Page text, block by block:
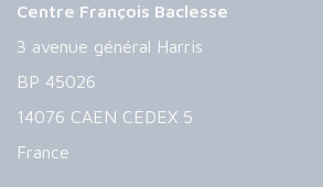
Centre François Baclesse
3 avenue général Harris
BP 45026
14076 CAEN CEDEX 5
France